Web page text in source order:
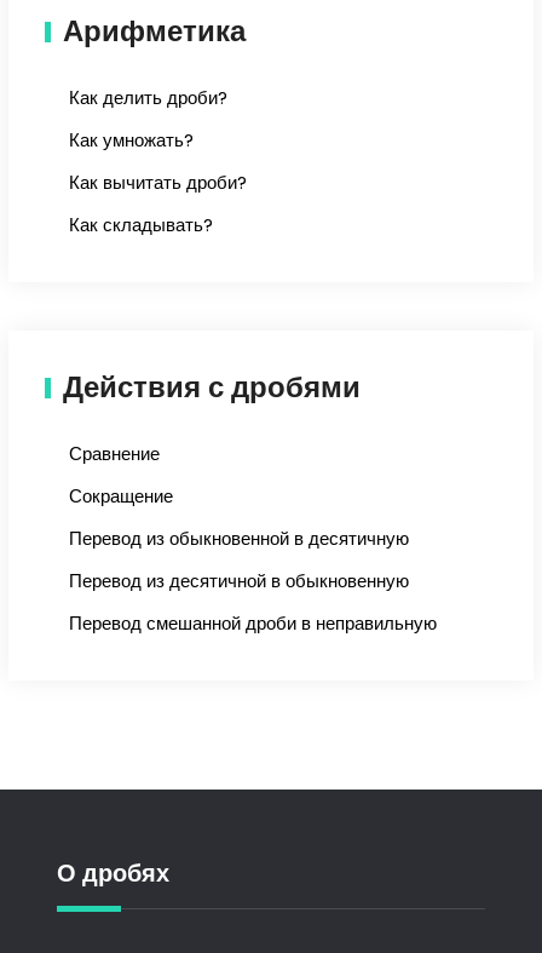
Арифметика
Как делить дроби?
Как умножать?
Как вычитать дроби?
Как складывать?
Действия с дробями
Сравнение
Сокращение
Перевод из обыкновенной в десятичную
Перевод из десятичной в обыкновенную
Перевод смешанной дроби в неправильную
О дробях